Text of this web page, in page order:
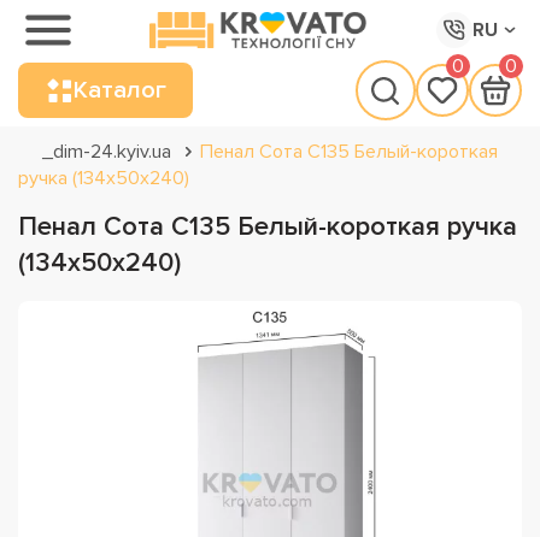
RU
Каталог
0 0
_dim-24.kyiv.ua
Пенал Сота С135 Белый-короткая
ручка (134х50х240)
Пенал Сота С135 Белый-короткая ручка
(134х50х240)